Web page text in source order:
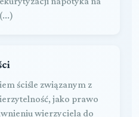
ściśle związanym z
jako prawo
wierzyciela do